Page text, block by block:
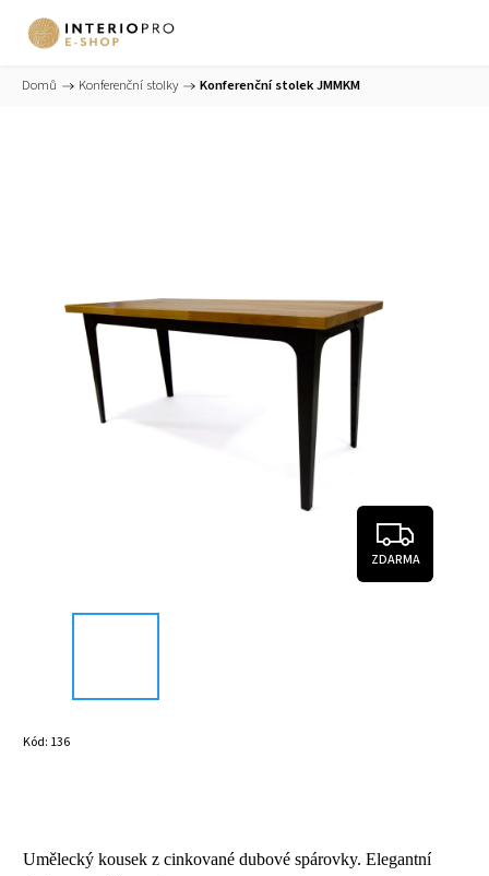
Domů / Konferenční stolky / Konferenční stolek JMMKM
ZDARMA
Kód: 136
Umělecký kousek z cinkované dubové spárovky. Elegantní